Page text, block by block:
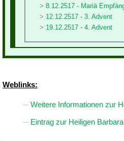
8.12.2517 - Mariä
12.12.2517 - 3. Advent
19.12.2517 - 4. Advent
Weblinks:
Weitere Informationen zur
Eintrag zur Heiligen